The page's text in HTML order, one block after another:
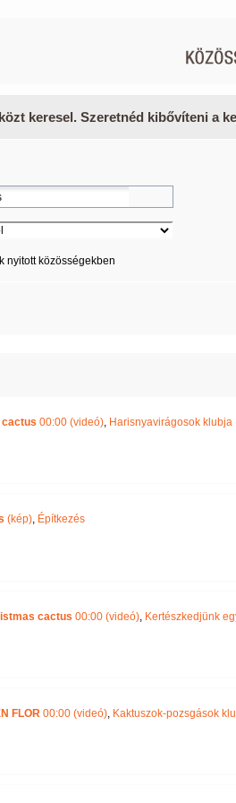
keresel. Szeretnéd kibővíteni a
nyitott közösségekben
00:00 (videó), Harisnyavirágosok klubja
(kép), Építkezés
cactus 00:00 (videó), Kertészkedjünk
FLOR 00:00 (videó), Kaktuszok-pozsgások